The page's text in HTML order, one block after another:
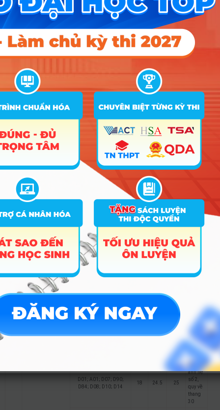
30
D84; D08; D10; D14
18 24.5 25
Tiếng
số 2,
quy về
thang
30
D84; D08; D10; D14
18 24.5
30
D01; A01; D07; D90;
18 24.5 25.25
số 2,
thang
30
D01; A01; D07; D90;
D84; D08; D10; D14
18 24.75
Tiếng
D84; D08; D10; D14
quy về
thang
anh hệ
D84; D08; D10; D14
Tiếng
anh hệ
quy về
thang
D01; A01; D07; D90;
D84; D08; D10; D14
18 24.5 25
Tiếng
anh hệ
số 2,
quy về
thang
30